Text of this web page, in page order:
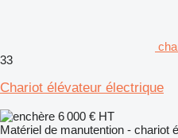
33
Chariot élévateur électrique
6 000 € HT
Matériel de manutention - chariot